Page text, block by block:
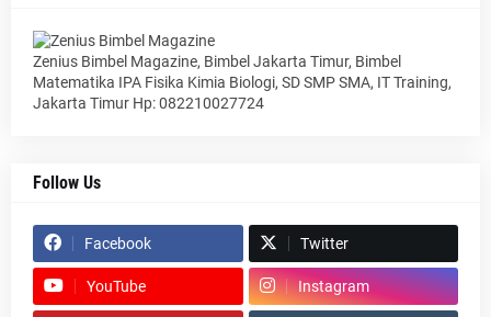
Zenius Bimbel Magazine, Bimbel Jakarta Timur, Bimbel
Matematika IPA Fisika Kimia Biologi, SD SMP SMA, IT Training,
Jakarta Timur Hp: 082210027724
Follow Us
Facebook Twitter
YouTube Instagram